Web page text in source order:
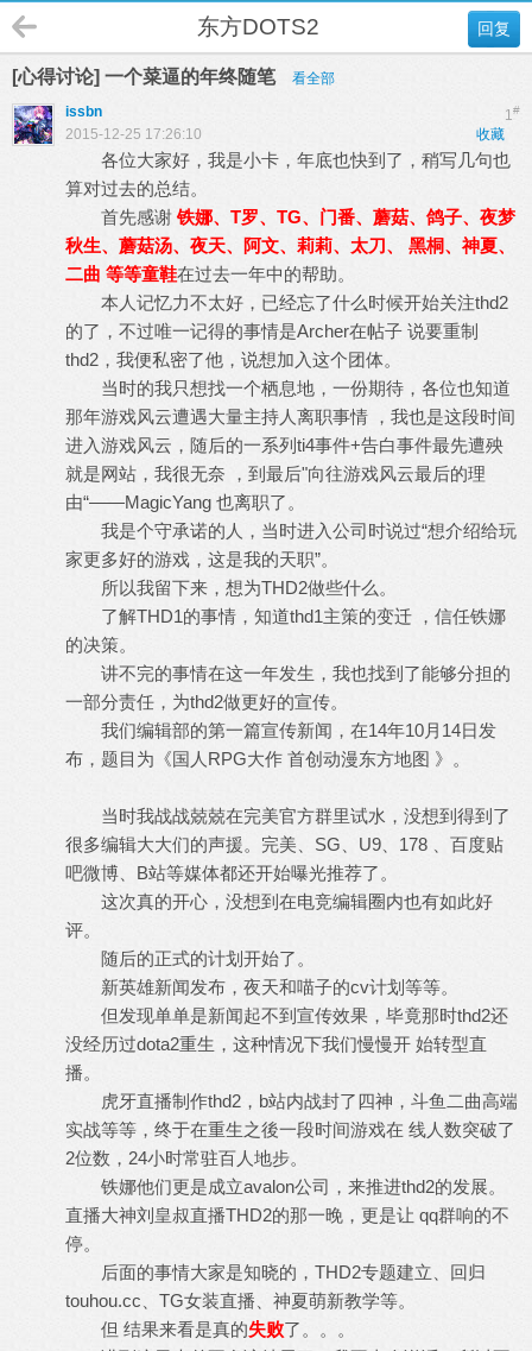
回复
东方DOTS2
[心得讨论] 一个菜逼的年终随笔 看全部
1#
issbn
收藏
2015-12-25 17:26:10
各位大家好，我是小卡，年底也快到了，稍写几句也
算对过去的总结。
首先感谢 铁娜、T罗、TG、门番、蘑菇、鸽子、夜梦
秋生、蘑菇汤、夜天、阿文、莉莉、太刀、 黑桐、神夏、
二曲 等等童鞋在过去一年中的帮助。
本人记忆力不太好，已经忘了什么时候开始关注thd2
的了，不过唯一记得的事情是Archer在帖子 说要重制
thd2，我便私密了他，说想加入这个团体。
当时的我只想找一个栖息地，一份期待，各位也知道
那年游戏风云遭遇大量主持人离职事情 ，我也是这段时间
进入游戏风云，随后的一系列ti4事件+告白事件最先遭殃
就是网站，我很无奈 ，到最后"向往游戏风云最后的理
由“——MagicYang 也离职了。
我是个守承诺的人，当时进入公司时说过“想介绍给玩
家更多好的游戏，这是我的天职”。
所以我留下来，想为THD2做些什么。
了解THD1的事情，知道thd1主策的变迁 ，信任铁娜
的决策。
讲不完的事情在这一年发生，我也找到了能够分担的
一部分责任，为thd2做更好的宣传。
我们编辑部的第一篇宣传新闻，在14年10月14日发
布，题目为《国人RPG大作 首创动漫东方地图 》。
当时我战战兢兢在完美官方群里试水，没想到得到了
很多编辑大大们的声援。完美、SG、U9、178 、百度贴
吧微博、B站等媒体都还开始曝光推荐了。
这次真的开心，没想到在电竞编辑圈内也有如此好
评。
随后的正式的计划开始了。
新英雄新闻发布，夜天和喵子的cv计划等等。
但发现单单是新闻起不到宣传效果，毕竟那时thd2还
没经历过dota2重生，这种情况下我们慢慢开 始转型直
播。
虎牙直播制作thd2，b站内战封了四神，斗鱼二曲高端
实战等等，终于在重生之後一段时间游戏在 线人数突破了
2位数，24小时常驻百人地步。
铁娜他们更是成立avalon公司，来推进thd2的发展。
直播大神刘皇叔直播THD2的那一晚，更是让 qq群响的不
停。
后面的事情大家是知晓的，THD2专题建立、回归
touhou.cc、TG女装直播、神夏萌新教学等。
但 结果来看是真的失败了。。。